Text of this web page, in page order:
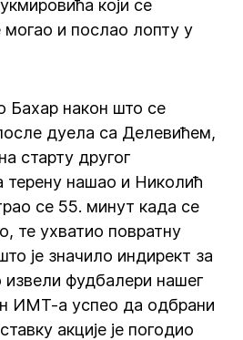
који се
могао и послао лопту у
Бахар након што се
дуела са Делевићем,
старту другог
терену нашао и Николић
се 55. минут када се
те ухватио повратну
је значило индирект за
извели фудбалери нашег
ИМТ-а успео да одбрани
акције је погодио